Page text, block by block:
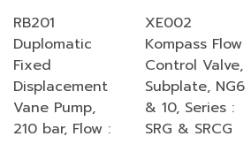
RB201
Duplomatic
Fixed
Displacement
Vane Pump,
210 bar, Flow :
XE002
Kompass Flow
Control Valve,
Subplate, NG6
& 10, Series :
SRG & SRCG